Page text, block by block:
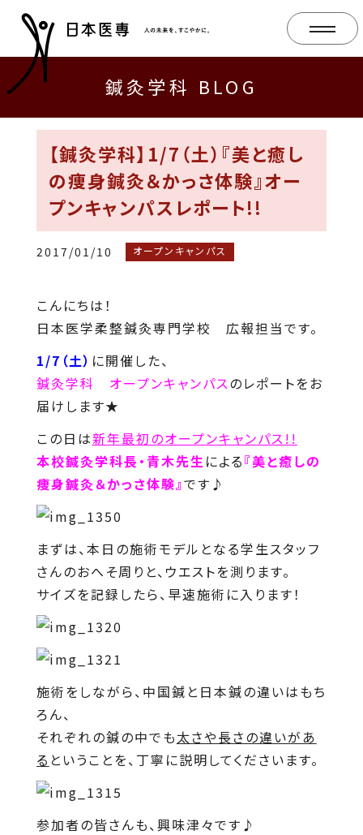
鍼灸学科 BLOG
【鍼灸学科】1/7（土）『美と癒し
の痩身鍼灸＆かっさ体験』オー
プンキャンパスレポート!!
2017/01/10 オープンキャンパス
こんにちは！
日本医学柔整鍼灸専門学校 広報担当です。
1/7（土） に開催した、
鍼灸学科 オープンキャンパスのレポートをお
届けします★
この日は新年最初のオープンキャンパス!!
本校鍼灸学科長・青木先生による『美と癒しの
痩身鍼灸＆かっさ体験』です♪
まずは、本日の施術モデルとなる学生スタッフ
さんのおへそ周りと、ウエストを測ります。
サイズを記録したら、早速施術に入ります！
施術をしながら、中国鍼と日本鍼の違いはもち
ろん、
それぞれの鍼の中でも太さや長さの違いがあ
る ということを、丁寧に説明してくださいます。
参加者の皆さんも、興味津々です♪